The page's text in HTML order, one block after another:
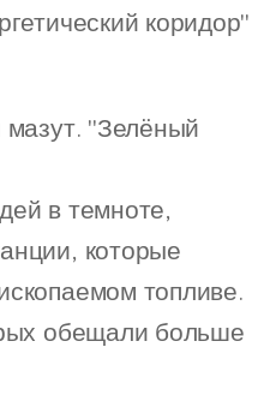
коридор"
"Зелёный
в темноте,
которые
топливе.
обещали больше